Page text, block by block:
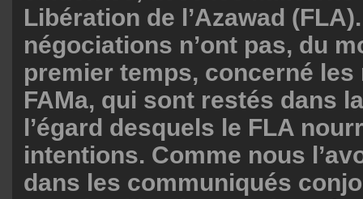
Libération de l’Azawad
négociations n’ont pas, du
premier temps, concerné
FAMa, qui sont restés dans
l’égard desquels le FLA
intentions. Comme nous
dans les communiqués